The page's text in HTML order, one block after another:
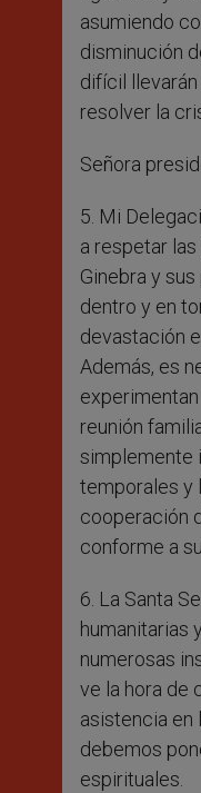
asumiendo
disminución
difícil
resolver la
Señora
5. Mi
a respetar
Ginebra y
dentro y en
devastación
Además, es
reunión
simplemente
temporales y
cooperación
conforme a
6. La Santa
humanitarias
numerosas
ve la hora de
asistencia en
debemos
espirituales.